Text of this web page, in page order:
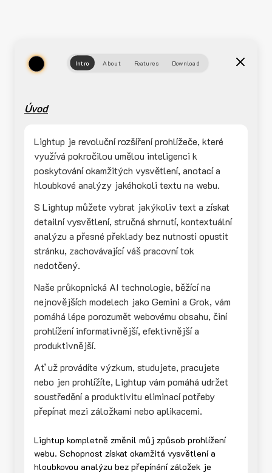
Intro About Features Download
Úvod
Lightup je revoluční rozšíření prohlížeče, které
využívá pokročilou umělou inteligenci k
poskytování okamžitých vysvětlení, anotací a
hloubkové analýzy jakéhokoli textu na webu.
S Lightup můžete vybrat jakýkoliv text a získat
detailní vysvětlení, stručná shrnutí, kontextuální
analýzu a přesné překlady bez nutnosti opustit
stránku, zachovávající váš pracovní tok
nedotčený.
Naše průkopnická AI technologie, běžící na
nejnovějších modelech jako Gemini a Grok, vám
pomáhá lépe porozumět webovému obsahu, činí
prohlížení informativnější, efektivnější a
produktivnější.
Ať už provádíte výzkum, studujete, pracujete
nebo jen prohlížíte, Lightup vám pomáhá udržet
soustředění a produktivitu eliminací potřeby
přepínat mezi záložkami nebo aplikacemi.
Lightup kompletně změnil můj způsob prohlížení
webu. Schopnost získat okamžitá vysvětlení a
hloubkovou analýzu bez přepínání záložek je